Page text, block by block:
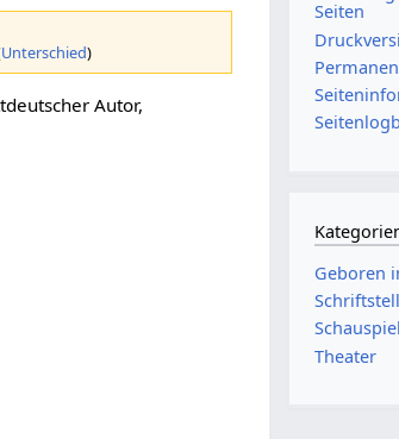
Unterschied)
Autor,
Seiten
Geboren
Theater